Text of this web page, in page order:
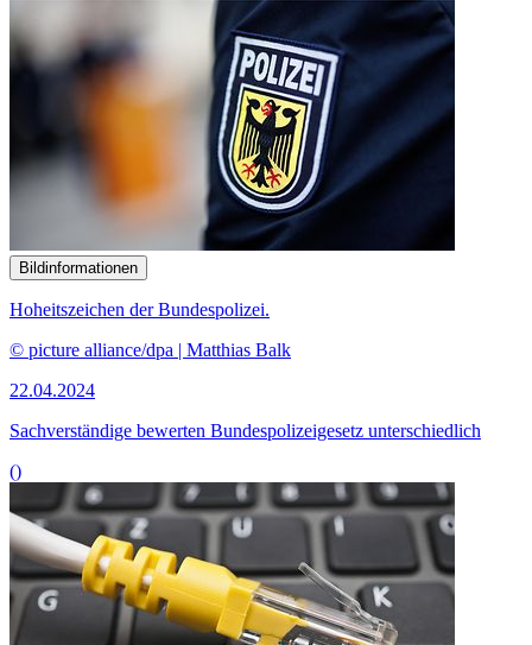
Bildinformationen
Hoheitszeichen der Bundespolizei.
© picture alliance/dpa | Matthias Balk
22.04.2024
Sachverständige bewerten Bundespolizeigesetz unterschiedlich
()